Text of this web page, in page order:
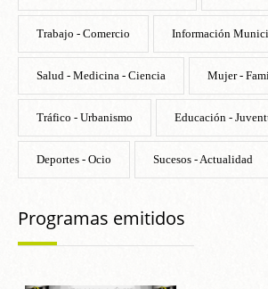
Trabajo - Comercio Información
Salud - Medicina - Ciencia Mujer -
Tráfico - Urbanismo Educación -
Deportes - Ocio Sucesos - Actualidad
Programas emitidos